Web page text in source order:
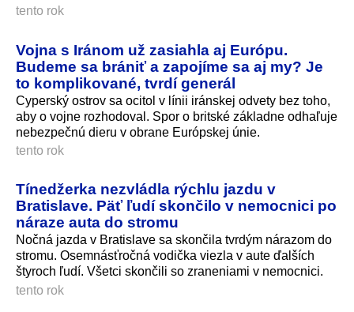
tento rok
Vojna s Iránom už zasiahla aj Európu.
Budeme sa brániť a zapojíme sa aj my? Je
to komplikované, tvrdí generál
Cyperský ostrov sa ocitol v línii iránskej odvety bez toho,
aby o vojne rozhodoval. Spor o britské základne odhaľuje
nebezpečnú dieru v obrane Európskej únie.
tento rok
Tínedžerka nezvládla rýchlu jazdu v
Bratislave. Päť ľudí skončilo v nemocnici po
náraze auta do stromu
Nočná jazda v Bratislave sa skončila tvrdým nárazom do
stromu. Osemnásťročná vodička viezla v aute ďalších
štyroch ľudí. Všetci skončili so zraneniami v nemocnici.
tento rok